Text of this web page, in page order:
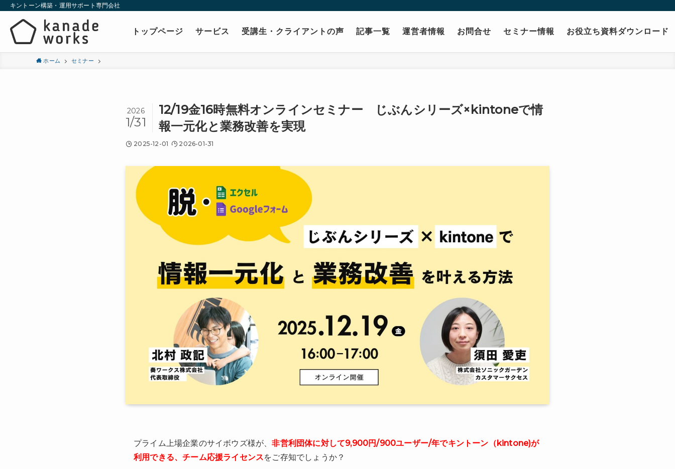
キントーン構築・運用サポート専門会社
トップページ サービス 受講生・クライアントの声 記事一覧 運営者情報 お問合せ セミナー情報 お役立ち資料ダウンロード
ホーム セミナー
12/19金16時無料オンラインセミナー じぶんシリーズ×kintoneで情
報一元化と業務改善を実現
2026
1/31
2025-12-01 2026-01-31
プライム上場企業のサイボウズ様が、非営利団体に対して9,900円/900ユーザー/年でキントーン（kintone)が
利用できる、チーム応援ライセンスをご存知でしょうか？